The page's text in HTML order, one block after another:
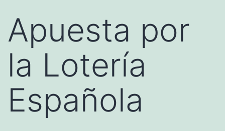
Apuesta por
la Lotería
Española